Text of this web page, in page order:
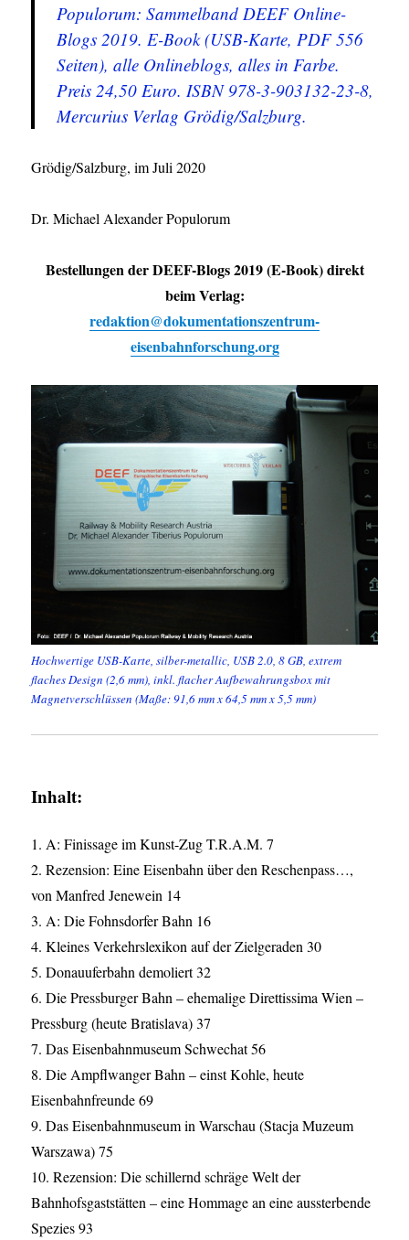
Populorum: Sammelband DEEF Online-
Blogs 2019. E-Book (USB-Karte, PDF 556
Seiten), alle Onlineblogs, alles in Farbe.
Preis 24,50 Euro. ISBN 978-3-903132-23-8,
Mercurius Verlag Grödig/Salzburg.
Grödig/Salzburg, im Juli 2020
Dr. Michael Alexander Populorum
Bestellungen der DEEF-Blogs 2019 (E-Book) direkt
beim Verlag:
redaktion@dokumentationszentrum-
eisenbahnforschung.org
Hochwertige USB-Karte, silber-metallic, USB 2.0, 8 GB, extrem
flaches Design (2,6 mm), inkl. flacher Aufbewahrungsbox mit
Magnetverschlüssen (Maße: 91,6 mm x 64,5 mm x 5,5 mm)
Inhalt:
1. A: Finissage im Kunst-Zug T.R.A.M. 7
2. Rezension: Eine Eisenbahn über den Reschenpass…,
von Manfred Jenewein 14
3. A: Die Fohnsdorfer Bahn 16
4. Kleines Verkehrslexikon auf der Zielgeraden 30
5. Donauuferbahn demoliert 32
6. Die Pressburger Bahn – ehemalige Direttissima Wien –
Pressburg (heute Bratislava) 37
7. Das Eisenbahnmuseum Schwechat 56
8. Die Ampflwanger Bahn – einst Kohle, heute
Eisenbahnfreunde 69
9. Das Eisenbahnmuseum in Warschau (Stacja Muzeum
Warszawa) 75
10. Rezension: Die schillernd schräge Welt der
Bahnhofsgaststätten – eine Hommage an eine aussterbende
Spezies 93